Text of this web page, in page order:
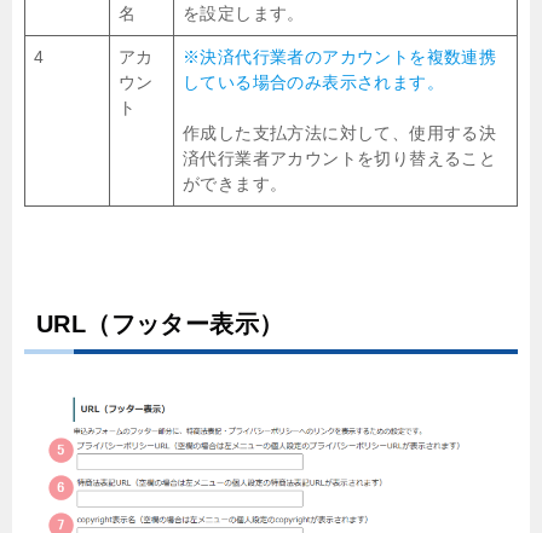
名
を設定します。
4
アカ
ウン
ト
※決済代行業者のアカウントを複数連携
している場合のみ表示されます。
作成した支払方法に対して、使用する決
済代行業者アカウントを切り替えること
ができます。
URL（フッター表示）